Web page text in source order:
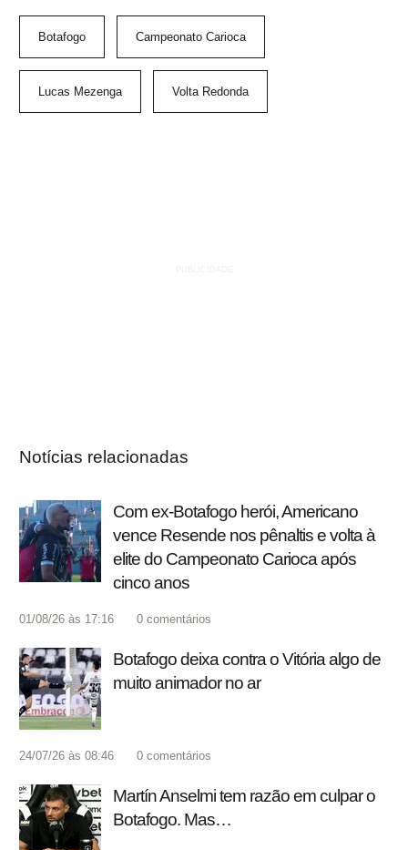
Botafogo Campeonato Carioca
Lucas Mezenga Volta Redonda
Notícias relacionadas
Com ex-Botafogo herói, Americano
vence Resende nos pênaltis e volta à
elite do Campeonato Carioca após
cinco anos
01/08/26 às 17:16 0 comentários
Botafogo deixa contra o Vitória algo de
muito animador no ar
24/07/26 às 08:46 0 comentários
Martín Anselmi tem razão em culpar o
Botafogo. Mas…